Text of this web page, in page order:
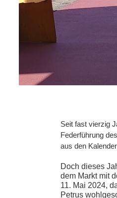
Seit fast vierzig
Federführung
aus den
Doch dieses
dem Markt mit
11. Mai 2024,
Petrus